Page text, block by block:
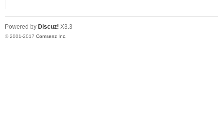
Powered by Discuz! X3.3
© 2001-2017 Comsenz Inc.